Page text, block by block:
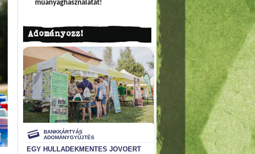
műanyaghasználatát!
Adományozz!